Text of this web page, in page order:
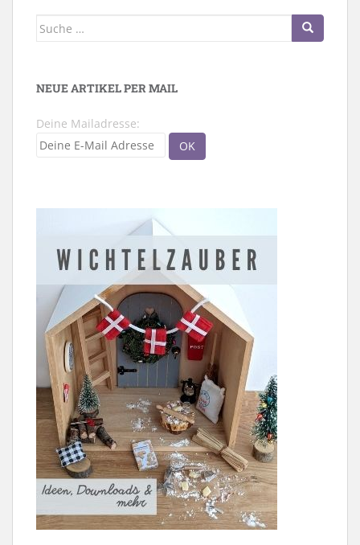
Suche
NEUE ARTIKEL PER MAIL
Deine Mailadresse: